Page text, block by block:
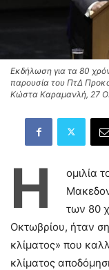
Εκδήλωση για τα 80
παρουσία του ΠτΔ
Κώστα Καραμανλή, 27
Η
ομιλία
των 80
Οκτωβρίου, ήταν
κλίματος» που
κλίματος